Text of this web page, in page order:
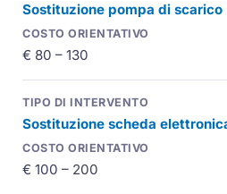
Sostituzione pompa di scarico
€ 80 – 130
Sostituzione scheda
€ 100 – 200